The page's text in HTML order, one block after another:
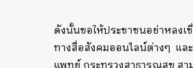
ดังนั้นขอให้ประชาชนอย่าหลง
ทางสื่อสังคมออนไลน์ต่างๆ แล